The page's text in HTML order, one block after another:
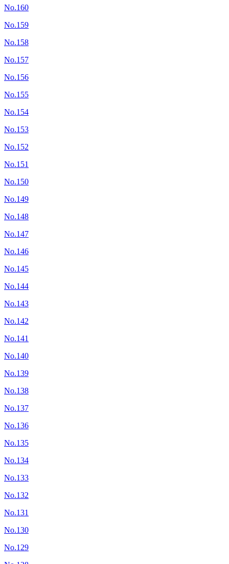
No.160
No.159
No.158
No.157
No.156
No.155
No.154
No.153
No.152
No.151
No.150
No.149
No.148
No.147
No.146
No.145
No.144
No.143
No.142
No.141
No.140
No.139
No.138
No.137
No.136
No.135
No.134
No.133
No.132
No.131
No.130
No.129